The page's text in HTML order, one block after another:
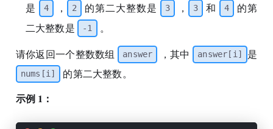
是
4 ， 2 的第二大整数是 3 ， 3 和 4
的第
二大整数是
-1
。
请你返回一个整数数组
answer ，其中 answer[i] 是
nums[i] 的第二大整数。
示例 1：